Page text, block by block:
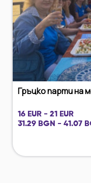
Гръцко парти на
16 EUR - 21 EUR
31.29 BGN - 41.07